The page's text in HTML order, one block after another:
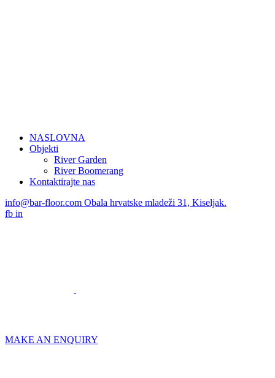
NASLOVNA
Objekti
River Garden
River Boomerang
Kontaktirajte nas
info@bar-floor.com Obala hrvatske mladeži 31, Kiseljak.
fb in
MAKE AN ENQUIRY